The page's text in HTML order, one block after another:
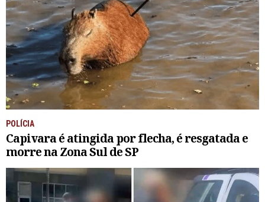
POLÍCIA
Capivara é atingida por flecha, é resgatada e
morre na Zona Sul de SP